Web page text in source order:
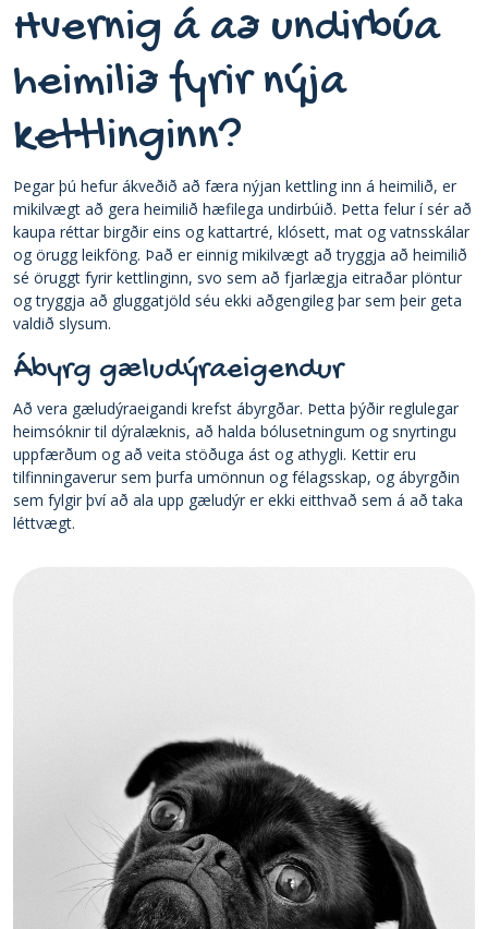
Hvernig á að undirbúa
heimilið fyrir nýja
kettlinginn?
Þegar þú hefur ákveðið að færa nýjan kettling inn á heimilið, er
mikilvægt að gera heimilið hæfilega undirbúið. Þetta felur í sér að
kaupa réttar birgðir eins og kattartré, klósett, mat og vatnsskálar
og örugg leikföng. Það er einnig mikilvægt að tryggja að heimilið
sé öruggt fyrir kettlinginn, svo sem að fjarlægja eitraðar plöntur
og tryggja að gluggatjöld séu ekki aðgengileg þar sem þeir geta
valdið slysum.
Ábyrg gæludýraeigendur
Að vera gæludýraeigandi krefst ábyrgðar. Þetta þýðir reglulegar
heimsóknir til dýralæknis, að halda bólusetningum og snyrtingu
uppfærðum og að veita stöðuga ást og athygli. Kettir eru
tilfinningaverur sem þurfa umönnun og félagsskap, og ábyrgðin
sem fylgir því að ala upp gæludýr er ekki eitthvað sem á að taka
léttvægt.